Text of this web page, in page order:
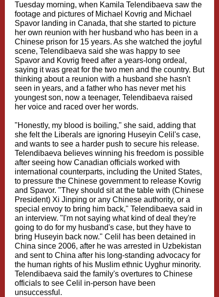
Tuesday morning, when Kamila Telendibaeva saw the
footage and pictures of Michael Kovrig and Michael
Spavor landing in Canada, that she started to picture
her own reunion with her husband who has been in a
Chinese prison for 15 years. As she watched the joyful
scene, Telendibaeva said she was happy to see
Spavor and Kovrig freed after a years-long ordeal,
saying it was great for the two men and the country. But
thinking about a reunion with a husband she hasn't
seen in years, and a father who has never met his
youngest son, now a teenager, Telendibaeva raised
her voice and raced over her words.
"Honestly, my blood is boiling," she said, adding that
she felt the Liberals are ignoring Huseyin Celil's case,
and wants to see a harder push to secure his release.
Telendibaeva believes winning his freedom is possible
after seeing how Canadian officials worked with
international counterparts, including the United States,
to pressure the Chinese government to release Kovrig
and Spavor. "They should sit at the table with (Chinese
President) Xi Jinping or any Chinese authority, or a
special envoy to bring him back," Telendibaeva said in
an interview. "I'm not saying what kind of deal they're
going to do for my husband's case, but they have to
bring Huseyin back now." Celil has been detained in
China since 2006, after he was arrested in Uzbekistan
and sent to China after his long-standing advocacy for
the human rights of his Muslim ethnic Uyghur minority.
Telendibaeva said the family's overtures to Chinese
officials to see Celil in-person have been
unsuccessful.